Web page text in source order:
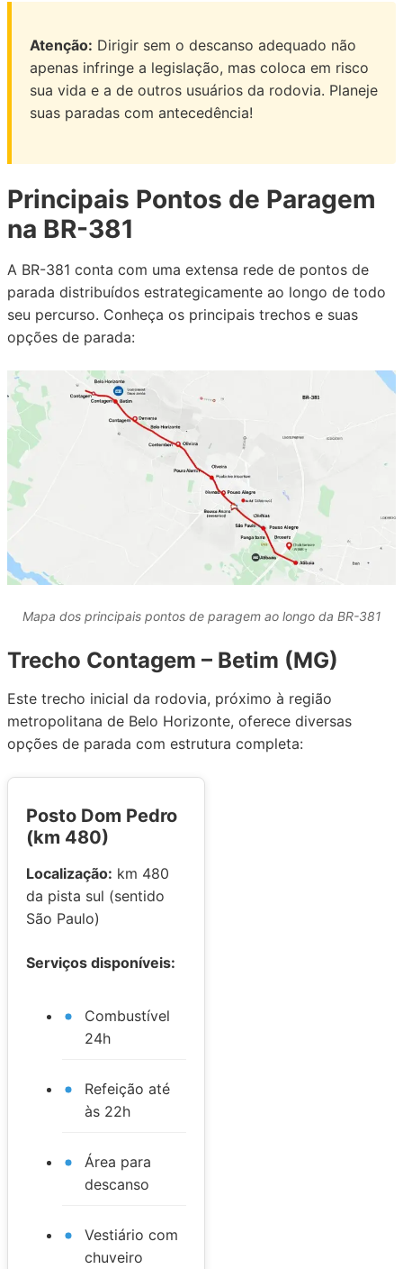
Atenção: Dirigir sem o descanso adequado não
apenas infringe a legislação, mas coloca em risco
sua vida e a de outros usuários da rodovia. Planeje
suas paradas com antecedência!
Principais Pontos de Paragem
na BR-381
A BR-381 conta com uma extensa rede de pontos de
parada distribuídos estrategicamente ao longo de todo
seu percurso. Conheça os principais trechos e suas
opções de parada:
Mapa dos principais pontos de paragem ao longo da BR-381
Trecho Contagem – Betim (MG)
Este trecho inicial da rodovia, próximo à região
metropolitana de Belo Horizonte, oferece diversas
opções de parada com estrutura completa:
Posto Dom Pedro
(km 480)
Localização: km 480
da pista sul (sentido
São Paulo)
Serviços disponíveis:
Combustível
24h
Refeição até
às 22h
Área para
descanso
Vestiário com
chuveiro